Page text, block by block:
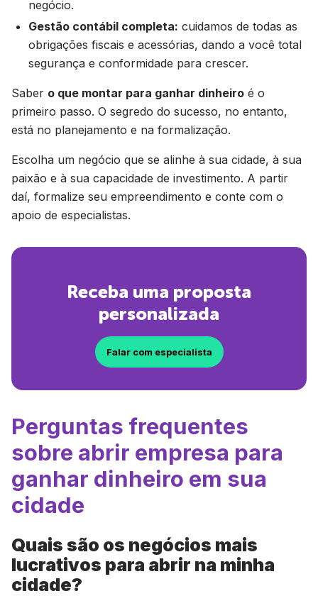
negócio.
Gestão contábil completa: cuidamos de todas as
obrigações fiscais e acessórias, dando a você total
segurança e conformidade para crescer.
Saber o que montar para ganhar dinheiro é o
primeiro passo. O segredo do sucesso, no entanto,
está no planejamento e na formalização.
Escolha um negócio que se alinhe à sua cidade, à sua
paixão e à sua capacidade de investimento. A partir
daí, formalize seu empreendimento e conte com o
apoio de especialistas.
Receba uma proposta
personalizada
Falar com especialista
Perguntas frequentes
sobre abrir empresa para
ganhar dinheiro em sua
cidade
Quais são os negócios mais
lucrativos para abrir na minha
cidade?